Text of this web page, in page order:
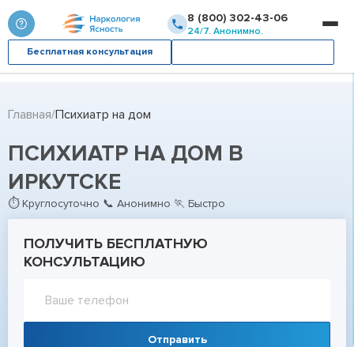
8 (800) 302-43-06
24/7. Анонимно.
Бесплатная консультация
Главная Психиатр на дом
ПСИХИАТР НА ДОМ В
ИРКУТСКЕ
⏱ Круглосуточно 📞 Анонимно 🏃 Быстро
ПОЛУЧИТЬ БЕСПЛАТНУЮ
КОНСУЛЬТАЦИЮ
Отправить